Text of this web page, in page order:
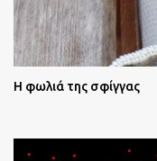
Η φωλιά της σφίγγας